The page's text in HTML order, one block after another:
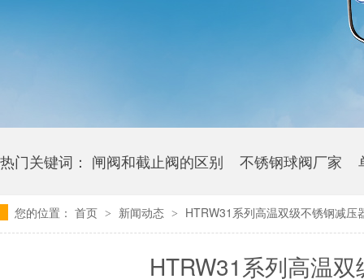
热门关键词： 闸阀和截止阀的区别 不锈钢球阀厂家
卫生级海角社区APP官网版多少钱
您的位置： 首页 > 新闻动态 > HTRW31系列高温双级不锈钢减压
HTRW31系列高温